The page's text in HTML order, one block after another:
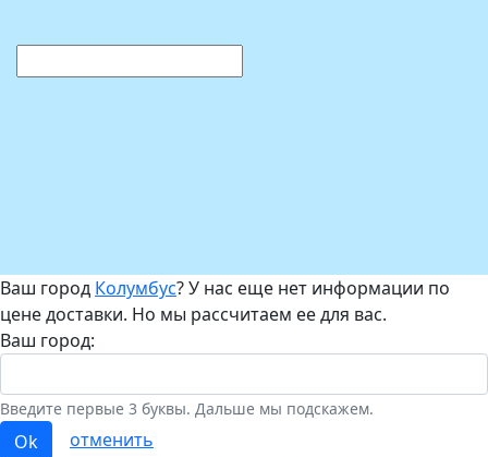
Ваш город Колумбус? У нас еще нет информации по
цене доставки. Но мы рассчитаем ее для вас.
Ваш город:
Введите первые 3 буквы. Дальше мы подскажем.
Ok
отменить